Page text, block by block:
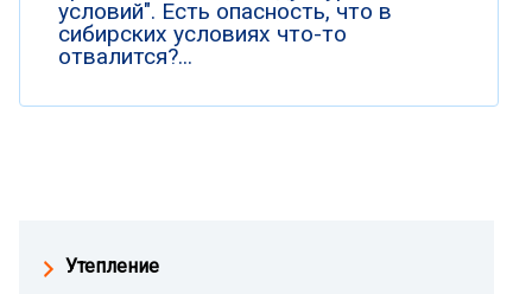
условий". Есть опасность, что в
сибирских условиях что-то
отвалится?...
Утепление